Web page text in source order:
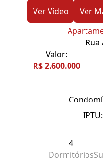
Ver Vídeo
Ver
Rua
Valor:
R$ 2.600.000
IPTU:
4
Dormitórios